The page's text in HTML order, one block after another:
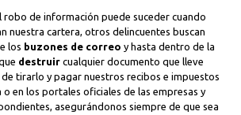
robo de información puede suceder cuando
nuestra cartera, otros delincuentes buscan
los buzones de correo y hasta dentro de la
destruir cualquier documento que lleve
tirarlo y pagar nuestros recibos e impuestos
en los portales oficiales de las empresas y
asegurándonos siempre de que sea